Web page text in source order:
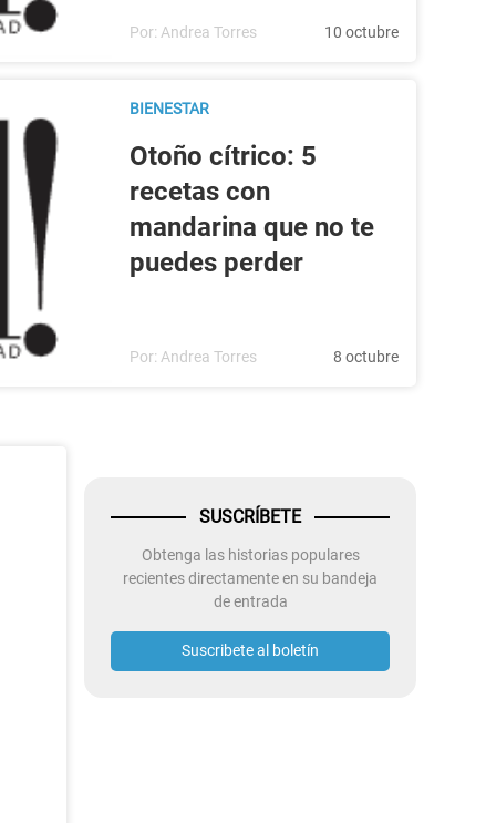
Por: Andrea Torres 10 octubre
BIENESTAR
Otoño cítrico: 5
recetas con
mandarina que no te
puedes perder
Por: Andrea Torres 8 octubre
SUSCRÍBETE
Obtenga las historias populares
recientes directamente en su bandeja
de entrada
Suscribete al boletín